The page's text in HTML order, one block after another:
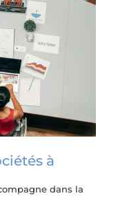
à
dans la